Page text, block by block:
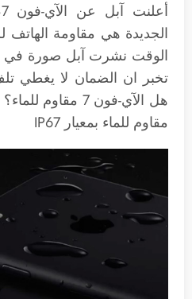
الجديدة هي مقاومة الهاتف
الوقت نشرت آبل صورة في
تخبر ان الضمان لا يغطي
هل الآي-فون 7
مقاوم للماء بمعيار IP67